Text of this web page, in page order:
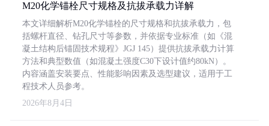
M20化学锚栓尺寸规格及抗拔承载力详解
本文详细解析M20化学锚栓的尺寸规格和抗拔承载力，包
括螺杆直径、钻孔尺寸等参数，并依据专业标准（如《混
凝土结构后锚固技术规程》JGJ 145）提供抗拔承载力计算
方法和典型数值（如混凝土强度C30下设计值约80kN）。
内容涵盖安装要点、性能影响因素及选型建议，适用于工
程技术人员参考。
2026年8月4日